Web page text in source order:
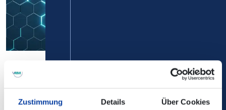
Zustimmung Details Über Cookies
Der Tarifwabenplan zeigt die Einteilung des VRM-Gebietes
durchfahrenen Waben bestimmt den Preis.